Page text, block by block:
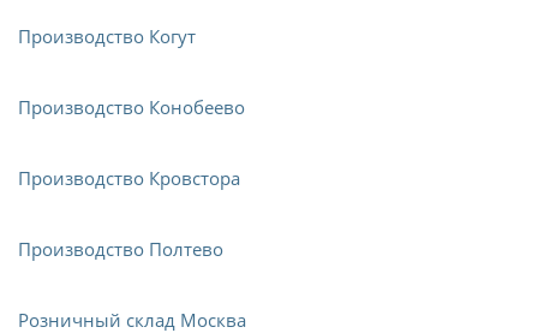
Производство Когут
Производство Конобеево
Производство Кровстора
Производство Полтево
Розничный склад Москва